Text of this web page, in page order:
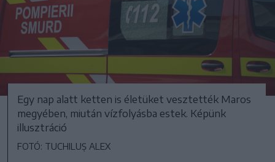
Egy nap alatt ketten is életüket vesztették Maros
megyében, miután vízfolyásba estek. Képünk
illusztráció
FOTÓ: TUCHILUȘ ALEX